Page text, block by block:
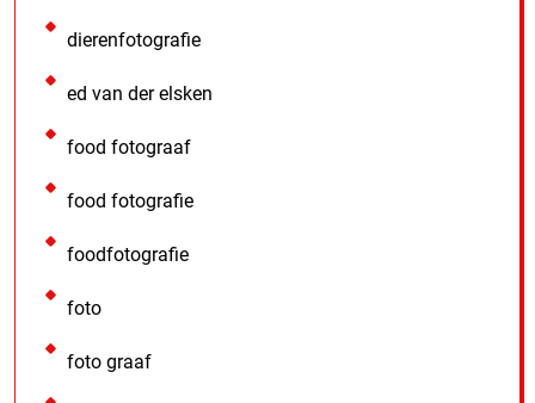
dierenfotografie
ed van der elsken
food fotograaf
food fotografie
foodfotografie
foto
foto graaf